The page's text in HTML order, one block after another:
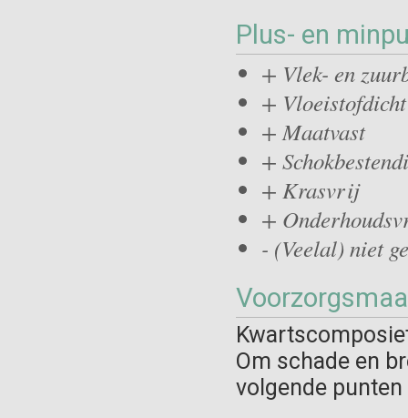
Plus- en
+ Vlek- en
+
+ Maatvast
+
+ Krasvrij
+
- (Veelal) niet
Om schade en
volgende